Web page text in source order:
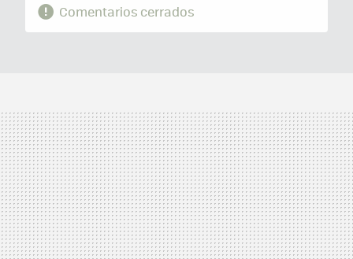
Comentarios cerrados